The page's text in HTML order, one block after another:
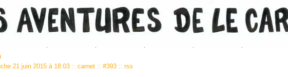
21 juin 2015 à 18:03 :: carnet :: #393 :: rss